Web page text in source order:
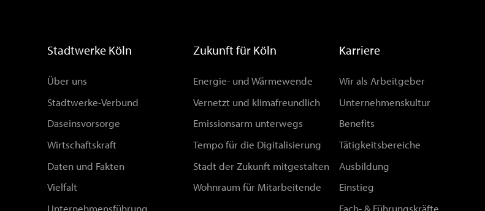
Stadtwerke Köln
Über uns
Stadtwerke-Verbund
Daseinsvorsorge
Wirtschaftskraft
Daten und Fakten
Vielfalt
Unternehmensführung
Zukunft für Köln
Energie- und Wärmewende
Vernetzt und klimafreundlich
Emissionsarm unterwegs
Tempo für die Digitalisierung
Stadt der Zukunft mitgestalten
Wohnraum für Mitarbeitende
Karriere
Wir als Arbeitgeber
Unternehmenskultur
Benefits
Tätigkeitsbereiche
Ausbildung
Einstieg
Fach- & Führungskräfte